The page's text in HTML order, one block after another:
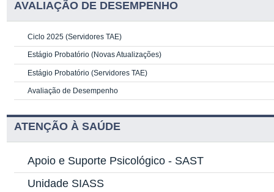
AVALIAÇÃO DE DESEMPENHO
Ciclo 2025 (Servidores TAE)
Estágio Probatório (Novas Atualizações)
Estágio Probatório (Servidores TAE)
Avaliação de Desempenho
ATENÇÃO À SAÚDE
Apoio e Suporte Psicológico - SAST
Unidade SIASS